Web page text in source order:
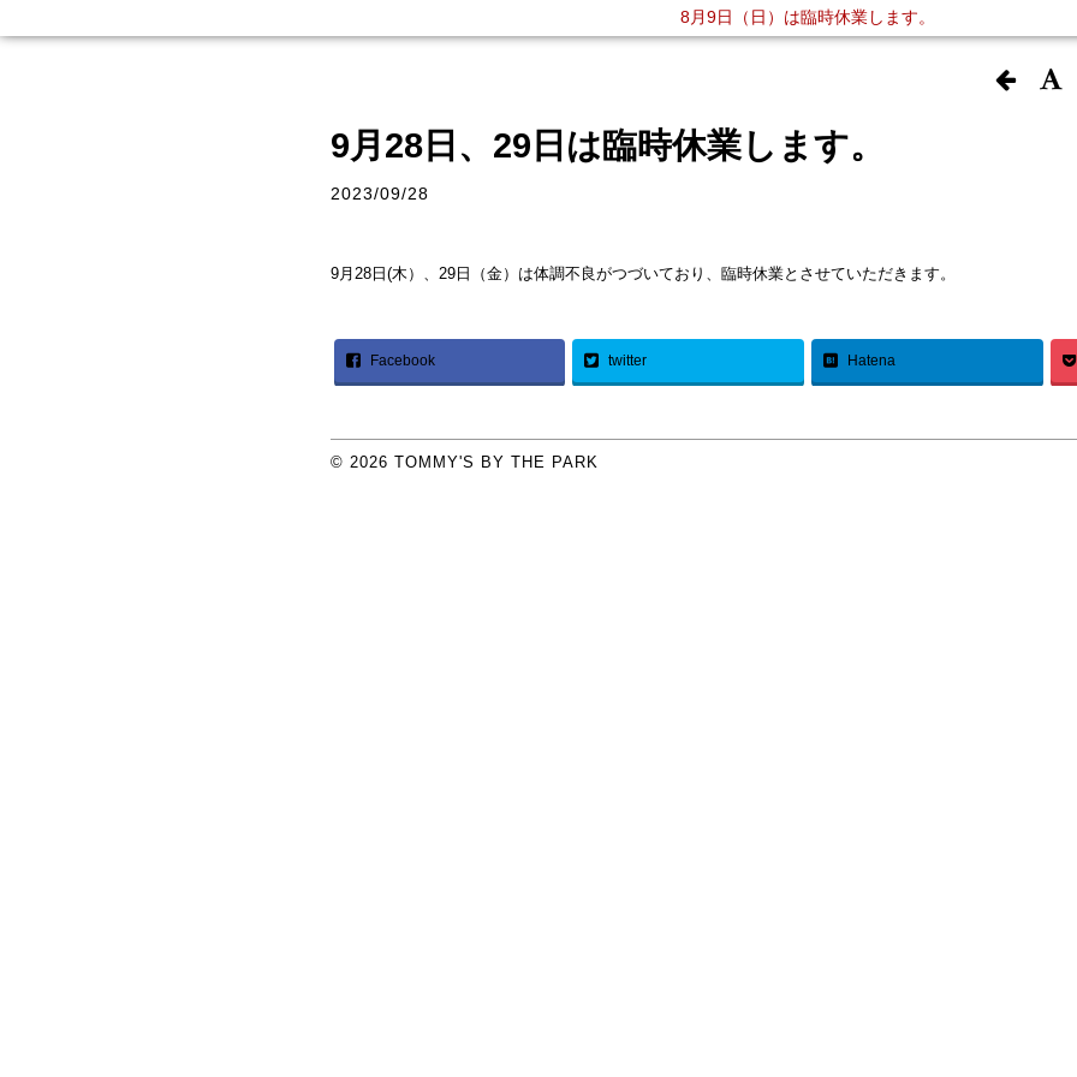
9月28日、29日は臨時休業します。
2023/09/28
9月28日(木）、29日（金）は体調不良がつづいており、臨時休業とさせていただきます。
Facebook twitter Hatena
© 2026 TOMMY'S BY THE PARK
8月9日（日）は臨時休業します。